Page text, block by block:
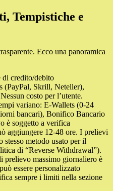
Tempistiche e
Ecco una panoramica
di credito/debito
(PayPal, Skrill, Neteller),
costo per l’utente.
variano: E-Wallets (0-24
bancari), Bonifico Bancario
è soggetto a verifica
aggiungere 12-48 ore. I prelievi
stesso metodo usato per il
di “Reverse Withdrawal”).
prelievo massimo giornaliero è
essere personalizzato
sempre i limiti nella sezione